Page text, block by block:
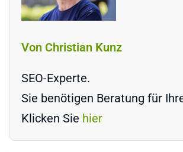
Von Christian Kunz
SEO-Experte.
Sie benötigen Beratung für
Klicken Sie hier